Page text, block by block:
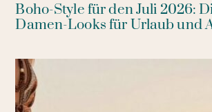
Boho-Style für den Juli 2026:
Damen-Looks für Urlaub und